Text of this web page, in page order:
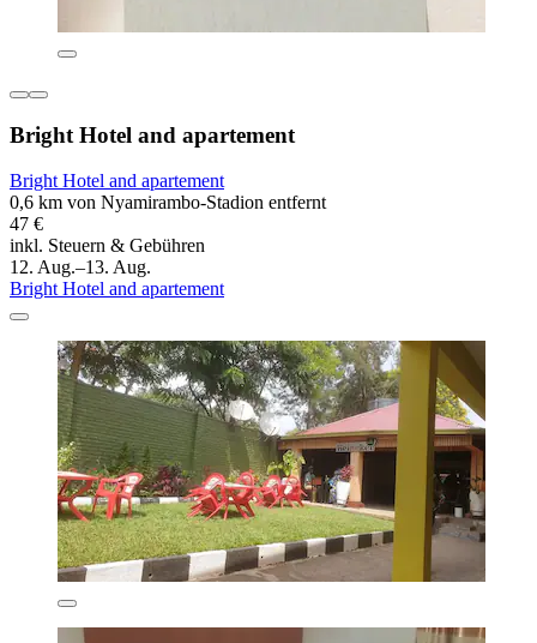
Bright Hotel and apartement
Bright Hotel and apartement
0,6 km von Nyamirambo-Stadion entfernt
47 €
inkl. Steuern & Gebühren
12. Aug.–13. Aug.
Bright Hotel and apartement